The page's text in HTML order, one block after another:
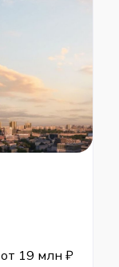
от 19 млн ₽